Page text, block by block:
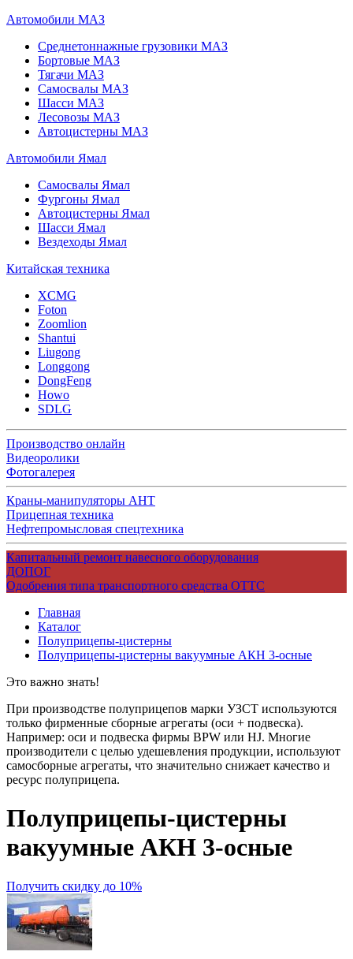
Автомобили МАЗ
Среднетоннажные грузовики МАЗ
Бортовые МАЗ
Тягачи МАЗ
Самосвалы МАЗ
Шасси МАЗ
Лесовозы МАЗ
Автоцистерны МАЗ
Автомобили Ямал
Самосвалы Ямал
Фургоны Ямал
Автоцистерны Ямал
Шасси Ямал
Вездеходы Ямал
Китайская техника
XCMG
Foton
Zoomlion
Shantui
Liugong
Longgong
DongFeng
Howo
SDLG
Производство онлайн
Видеоролики
Фотогалерея
Краны-манипуляторы АНТ
Прицепная техника
Нефтепромысловая спецтехника
Капитальный ремонт навесного оборудования
ДОПОГ
Одобрения типа транспортного средства ОТТС
Главная
Каталог
Полуприцепы-цистерны
Полуприцепы-цистерны вакуумные АКН 3-осные
Это важно знать!
При производстве полуприцепов марки УЗСТ используются
только фирменные сборные агрегаты (оси + подвеска).
Например: оси и подвеска фирмы BPW или HJ. Многие
производители с целью удешевления продукции, используют
самосборные агрегаты, что значительно снижает качество и
ресурс полуприцепа.
Полуприцепы-цистерны
вакуумные АКН 3-осные
Получить скидку до 10%